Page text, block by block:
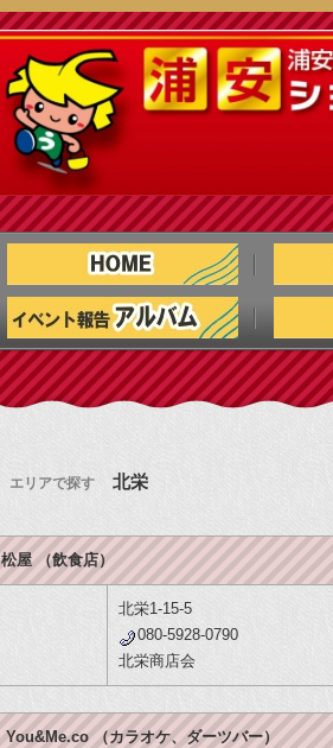
エリアで探す 北栄
松屋 （飲食店）
北栄1-15-5
080-5928-0790
北栄商店会
You&Me.co （カラオケ、ダーツバー）